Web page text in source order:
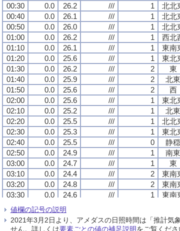
00:30
0.0 26.2 /// 1 北北
00:40
0.0 26.1 /// 1 北北
00:50
0.0 26.0 /// 1 北北
01:00
0.0 26.2 /// 1 西北
01:10
0.0 26.1 /// 1 東南
01:20
0.0 25.6 /// 1 東北
01:30
0.0 26.2 /// 2 東
01:40
0.0 25.9 /// 2 北東
01:50
0.0 25.6 /// 2 西
02:00
0.0 25.6 /// 1 東北
02:10
0.0 25.2 /// 1 北東
02:20
0.0 25.5 /// 1 北北
02:30
0.0 25.3 /// 1 東北
02:40
0.0 25.5 /// 0 静穏
02:50
0.0 24.9 /// 1 南東
03:00
0.0 24.7 /// 1 東
03:10
0.0 24.4 /// 2 東南
03:20
0.0 24.8 /// 2 東南
03:30
0.0 24.6 /// 1 東南
03:40
0.0 24.8
03:50
0.0 24.7 /// 1 南南
04:00
0.0 24.7 /// 1 東
00:30
0.0 26.2 /// 1 北北
00:40
0.0 26.1 /// 1 北北
00:50
0.0 26.0 /// 1 北北
01:00
0.0 26.2 /// 1 西北
01:10
0.0 26.1 /// 1 東南
01:20
0.0 25.6 /// 1 東北
01:30
0.0 26.2 /// 2 東
01:40
0.0 25.9 /// 2 北東
01:50
0.0 25.6 /// 2 西
02:00
0.0 25.6 /// 1 東北
02:10
0.0 25.2 /// 1 北東
02:20
0.0 25.5 /// 1 北北
02:30
0.0 25.3 /// 1 東北
02:40
0.0 25.5 /// 0 静穏
02:50
0.0 24.9 /// 1 南東
03:00
0.0 24.7 /// 1 東
03:10
0.0 24.4 /// 2 東南
03:20
0.0 24.8 /// 2 東南
03:30
0.0 24.6 /// 1 東南
03:40
0.0 24.8
03:50
0.0 24.7 /// 1 南南
04:00
0.0 24.7 /// 1 東
00:30
0.0 26.2 /// 1 北北
00:40
0.0 26.1 /// 1 北北
00:50
0.0 26.0 /// 1 北北
01:00
0.0 26.2 /// 1 西北
01:10
0.0 26.1 /// 1 東南
01:20
0.0 25.6 /// 1 東北
01:30
0.0 26.2 /// 2 東
01:40
0.0 25.9 /// 2 北東
01:50
0.0 25.6 /// 2 西
02:00
0.0 25.6 /// 1 東北
02:10
0.0 25.2 /// 1 北東
02:20
0.0 25.5 /// 1 北北
02:30
0.0 25.3 /// 1 東北
02:40
0.0 25.5 /// 0 静穏
02:50
0.0 24.9 /// 1 南東
03:00
0.0 24.7 /// 1 東
03:10
0.0 24.4 /// 2 東南
03:20
0.0 24.8 /// 2 東南
03:30
0.0 24.6 /// 1 東南
03:40
0.0 24.8
03:50
0.0 24.7 /// 1 南南
04:00
0.0 24.7 /// 1 東
00:30
0.0 26.2 /// 1 北北
00:40
0.0 26.1 /// 1 北北
00:50
0.0 26.0 /// 1 北北
01:00
0.0 26.2 /// 1 西北
01:10
0.0 26.1 /// 1 東南
01:20
0.0 25.6 /// 1 東北
01:30
0.0 26.2 /// 2 東
01:40
0.0 25.9 /// 2 北東
01:50
0.0 25.6 /// 2 西
02:00
0.0 25.6 /// 1 東北
02:10
0.0 25.2 /// 1 北東
02:20
0.0 25.5 /// 1 北北
02:30
0.0 25.3 /// 1 東北
02:40
0.0 25.5 /// 0 静穏
02:50
0.0 24.9 /// 1 南東
03:00
0.0 24.7 /// 1 東
03:10
0.0 24.4 /// 2 東南
03:20
0.0 24.8 /// 2 東南
03:30
0.0 24.6 /// 1 東南
03:40
0.0 24.8
03:50
0.0 24.7 /// 1 南南
04:00
0.0 24.7 /// 1 東
値欄の記号の説明
2021年3月2日より、アメダスの日照時間は「推計気
せん。詳しくは要素ごとの値の補足説明をご覧くださ